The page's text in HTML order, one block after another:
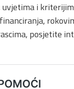
i
posjetite